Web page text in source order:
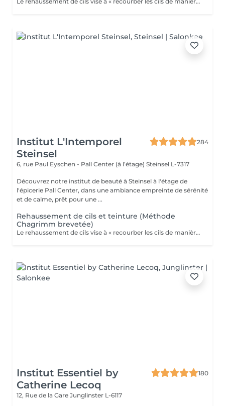
Institut L'Intemporel
Steinsel
284
6, rue Paul Eyschen - Pall Center (à l’étage) Steinsel L-7317
Découvrez notre institut de beauté à Steinsel à l'étage de
l'épicerie Pall Center, dans une ambiance empreinte de sérénité
et de calme, prêt pour une ...
Rehaussement de cils et teinture (Méthode
Chagrimm brevetée)
Le rehaussement de cils vise à « recourber les cils de manière naturelle afin de les galber et leur donner un effet mascara ». Et ce, sans même utiliser votre maquillage. Cela permet d'embellir et d'ouvrir le regard tout en lui donnant de la douceur, et ce, pour une durée moyenne de six semaines. Ultra-pratique pour une routine make-up allégée et un regard perçant dès le réveil. Ne remplacera jamais l'effet mascara. SVP pour éviter toute réaction ne pas venir avec des lentilles de contact ou prévoir le nécessaire pour les retirer avant la prestation et attendre minimum 3 mois entre deux rehaussements !
Institut Essentiel by
Catherine Lecoq
180
12, Rue de la Gare Junglinster L-6117